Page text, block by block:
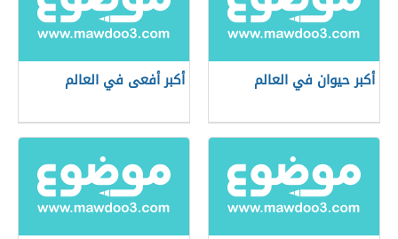
أكبر حيوان في العالم أكبر أفعى في العالم